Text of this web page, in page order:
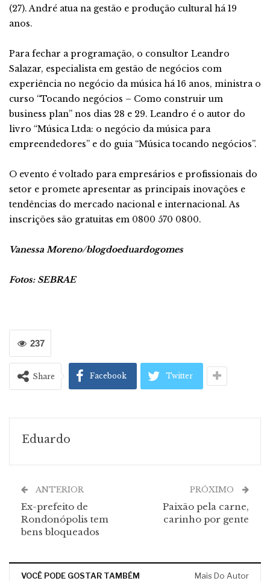
(27). André atua na gestão e produção cultural há 19
anos.
Para fechar a programação, o consultor Leandro
Salazar, especialista em gestão de negócios com
experiência no negócio da música há 16 anos, ministra o
curso “Tocando negócios – Como construir um
business plan” nos dias 28 e 29. Leandro é o autor do
livro “Música Ltda: o negócio da música para
empreendedores” e do guia “Música tocando negócios”.
O evento é voltado para empresários e profissionais do
setor e promete apresentar as principais inovações e
tendências do mercado nacional e internacional. As
inscrições são gratuitas em 0800 570 0800.
Vanessa Moreno/blogdoeduardogomes
Fotos: SEBRAE
237
Share Facebook Twitter
Eduardo
ANTERIOR
Ex-prefeito de
Rondonópolis tem
bens bloqueados
PRÓXIMO
Paixão pela carne,
carinho por gente
VOCÊ PODE GOSTAR TAMBÉM Mais Do Autor